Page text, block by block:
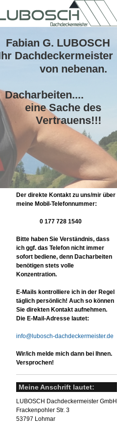
Fabian G. LUBOSCH
Dachdeckermeister
von nebenan.
des
Der direkte Kontakt zu uns/mir über
meine Mobil-Telefonnummer:
0 177 728 1540
Bitte haben Sie Verständnis, dass
ich ggf. das Telefon nicht immer
sofort bediene, denn Dacharbeiten
benötigen stets volle
Konzentration.
E-Mails kontrolliere ich in der Regel
täglich persönlich! Auch so können
Sie direkten Kontakt aufnehmen.
Die E-Mail-Adresse lautet:
info@lubosch-dachdeckermeister.de
Wir/ich melde mich dann bei Ihnen.
Versprochen!
Meine Anschrift lautet:
LUBOSCH Dachdeckermeister GmbH
Frackenpohler Str. 3
53797 Lohmar